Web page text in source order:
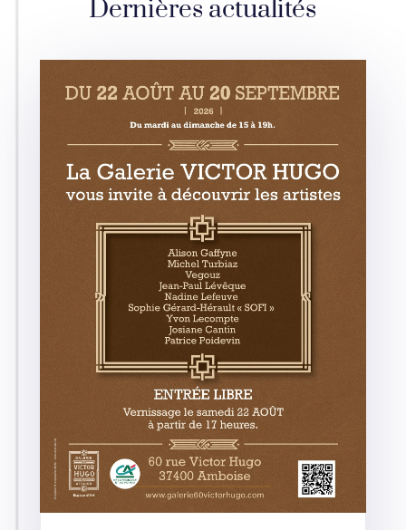
Dernières actualités